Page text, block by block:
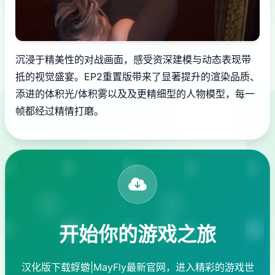
沉浸于精美性的对战画面，感受资深建模与动态表现带
抵的视觉盛宴。EP2重置版带来了显著提升的渲染品质、
添进的体积光/体积雾以及及更精细型的人物模型，每一
帧都经过精情打磨。
开始你的游戏之旅
汉化版下载蜉蝣|MayFly最新官网，进入精彩的游戏世